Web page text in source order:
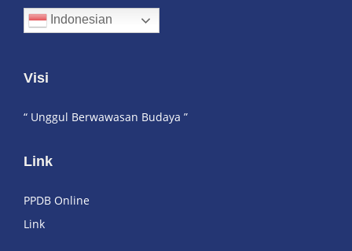
Visi
“ Unggul Berwawasan Budaya ”
Link
PPDB Online
Link
Indonesian